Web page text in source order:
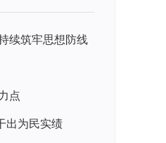
续筑牢思想防线
点
出为民实绩